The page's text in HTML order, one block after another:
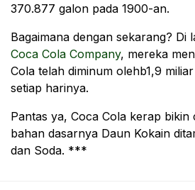
370.877 galon pada 1900-an.
Bagaimana dengan sekarang? Di
Coca Cola Company, mereka
Cola telah diminum olehb1,9
setiap harinya.
Pantas ya, Coca Cola kerap bikin
bahan dasarnya Daun Kokain
dan Soda. ***